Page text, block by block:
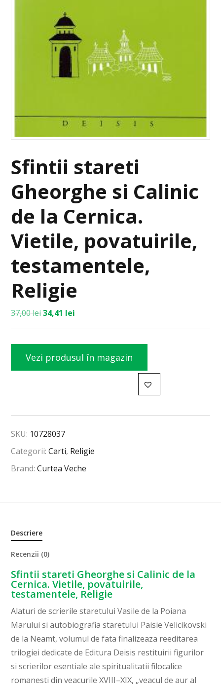
Sfintii stareti
Gheorghe si Calinic
de la Cernica.
Vietile, povatuirile,
testamentele,
Religie
37,00lei34,41 lei
Vezi produsul în magazin
SKU: 10728037
Categorii:Carti, Religie
Brand:Curtea Veche
Descriere
Recenzii (0)
Sfintii stareti Gheorghe si Calinic de la
Cernica. Vietile, povatuirile,
testamentele, Religie
Alaturi de scrierile staretului Vasile de la Poiana
Marului si autobiografia staretului Paisie Velicikovski
de la Neamt, volumul de fata finalizeaza reeditarea
trilogiei dedicate de Editura Deisis restituirii figurilor
si scrierilor esentiale ale spiritualitatii filocalice
romanesti din veacurile XVIII–XIX, „veacul de aur al